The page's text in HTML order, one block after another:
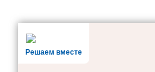
Решаем вместе